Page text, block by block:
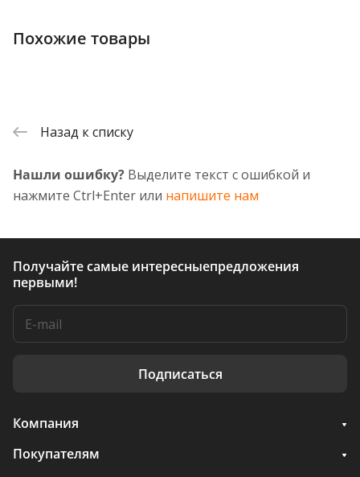
Похожие товары
Назад к списку
Нашли ошибку? Выделите текст с ошибкой и
нажмите Ctrl+Enter или напишите нам
Получайте самые интересныепредложения
первыми!
Подписаться
Компания
Покупателям